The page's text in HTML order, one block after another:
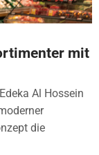
mit
Al Hossein
die